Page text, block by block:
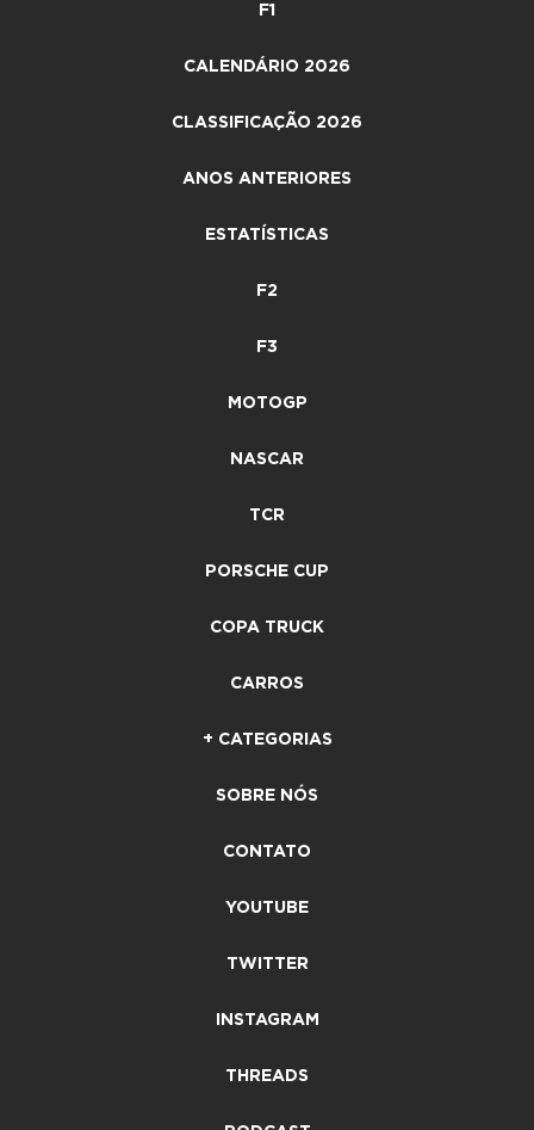
F1
CALENDÁRIO 2026
CLASSIFICAÇÃO 2026
ANOS ANTERIORES
ESTATÍSTICAS
F2
F3
MOTOGP
NASCAR
TCR
PORSCHE CUP
COPA TRUCK
CARROS
+ CATEGORIAS
SOBRE NÓS
CONTATO
YOUTUBE
TWITTER
INSTAGRAM
THREADS